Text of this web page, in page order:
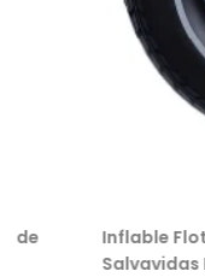
Inflable
Salvavidas